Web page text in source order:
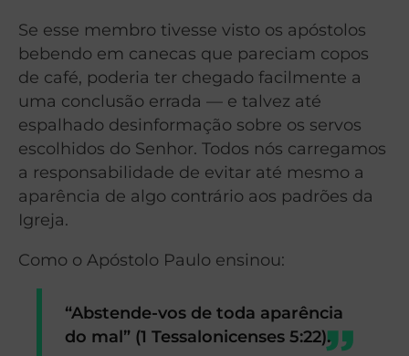
Se esse membro tivesse visto os apóstolos
bebendo em canecas que pareciam copos
de café, poderia ter chegado facilmente a
uma conclusão errada — e talvez até
espalhado desinformação sobre os servos
escolhidos do Senhor. Todos nós carregamos
a responsabilidade de evitar até mesmo a
aparência de algo contrário aos padrões da
Igreja.
Como o Apóstolo Paulo ensinou:
“Abstende-vos de toda aparência
do mal” (1 Tessalonicenses 5:22).